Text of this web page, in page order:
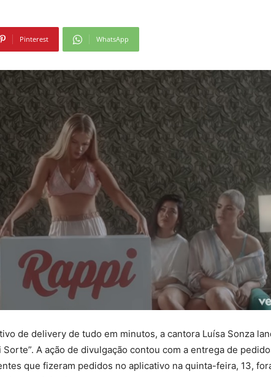
Pinterest WhatsApp
de delivery de tudo em minutos, a cantora Luísa Sonza
A ação de divulgação contou com a entrega de
que fizeram pedidos no aplicativo na quinta-feira, 13,